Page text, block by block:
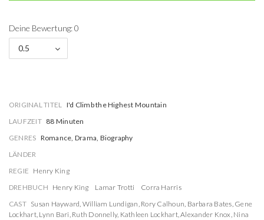
Deine Bewertung: 0
0.5
ORIGINAL TITEL I'd Climb the Highest Mountain
LAUFZEIT 88 Minuten
GENRES Romance, Drama, Biography
LÄNDER
REGIE Henry King
DREHBUCH Henry King Lamar Trotti
Corra Harris
CAST Susan Hayward, William Lundigan, Rory Calhoun, Barbara Bates, Gene
Lockhart, Lynn Bari, Ruth Donnelly, Kathleen Lockhart,Alexander Knox, Nina